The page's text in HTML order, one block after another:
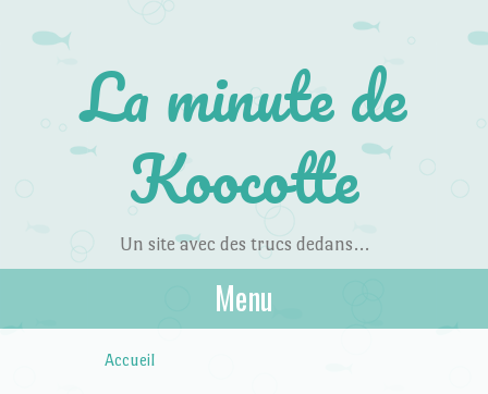
La minute de
Koocotte
Un site avec des trucs dedans…
Menu
Accueil